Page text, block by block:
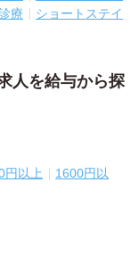
療
ショートステイ
人を給与から探
円以上
1600円以